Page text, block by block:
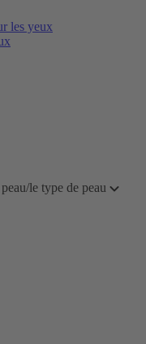
les yeux
le type de peau